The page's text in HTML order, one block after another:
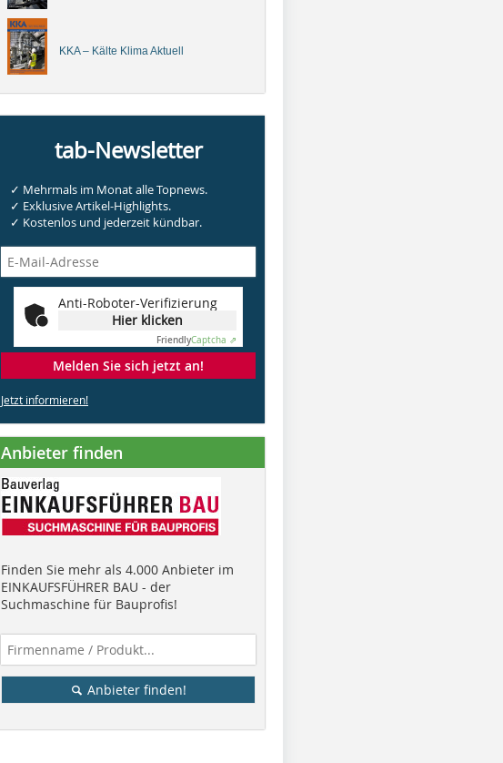
KKA – Kälte Klima Aktuell
tab-Newsletter
✓ Mehrmals im Monat alle Topnews.
✓ Exklusive Artikel-Highlights.
✓ Kostenlos und jederzeit kündbar.
Anti-Roboter-Verifizierung
Hier klicken
FriendlyCaptcha ⇗
Melden Sie sich jetzt an!
Jetzt informieren!
Anbieter finden
Finden Sie mehr als 4.000 Anbieter im
EINKAUFSFÜHRER BAU - der
Suchmaschine für Bauprofis!
Anbieter finden!